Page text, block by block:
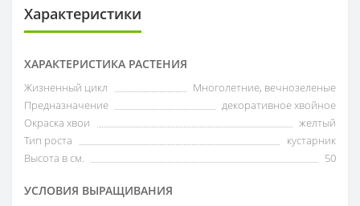
Характеристики
ХАРАКТЕРИСТИКА РАСТЕНИЯ
Жизненный цикл
Многолетние, вечнозеленые
Предназначение
декоративное хвойное
Окраска хвои
желтый
Тип роста
кустарник
Высота в см.
50
УСЛОВИЯ ВЫРАЩИВАНИЯ